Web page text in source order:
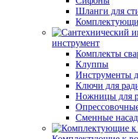
Шланги для
инструмент
Комплекты
Клуппы
Инструменты
Ключи для
Ножницы для
Сменные